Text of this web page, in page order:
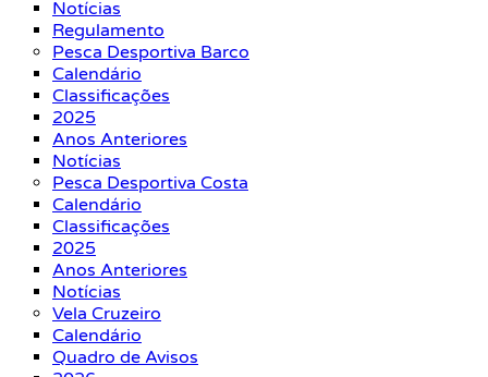
Notícias
Regulamento
Pesca Desportiva Barco
Calendário
Classificações
2025
Anos Anteriores
Notícias
Pesca Desportiva Costa
Calendário
Classificações
2025
Anos Anteriores
Notícias
Vela Cruzeiro
Calendário
Quadro de Avisos